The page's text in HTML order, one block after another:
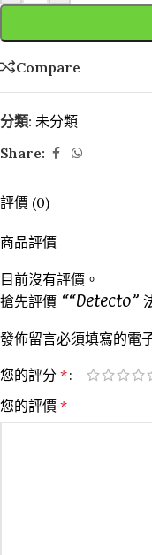
Compare
分類: 未分類
Share:
評價 (0)
商品評價
目前沒有評價。
搶先評價 ““Detecto”
發佈留言必須填寫的電
您的評分 *
您的評價 *